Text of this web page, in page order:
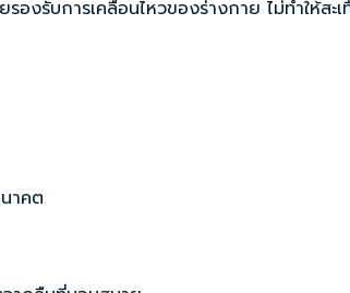
งรับการเคลื่อนไหวของร่างกาย ไม่ทำให้สะ
าคต